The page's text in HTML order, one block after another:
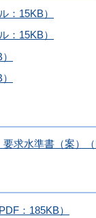
：15KB）
：15KB）
求水準書（案）（
：185KB）